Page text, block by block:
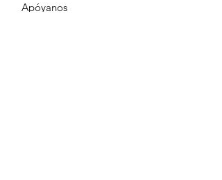
Apóyanos